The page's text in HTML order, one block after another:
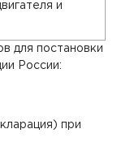
и
для постановки
России:
при